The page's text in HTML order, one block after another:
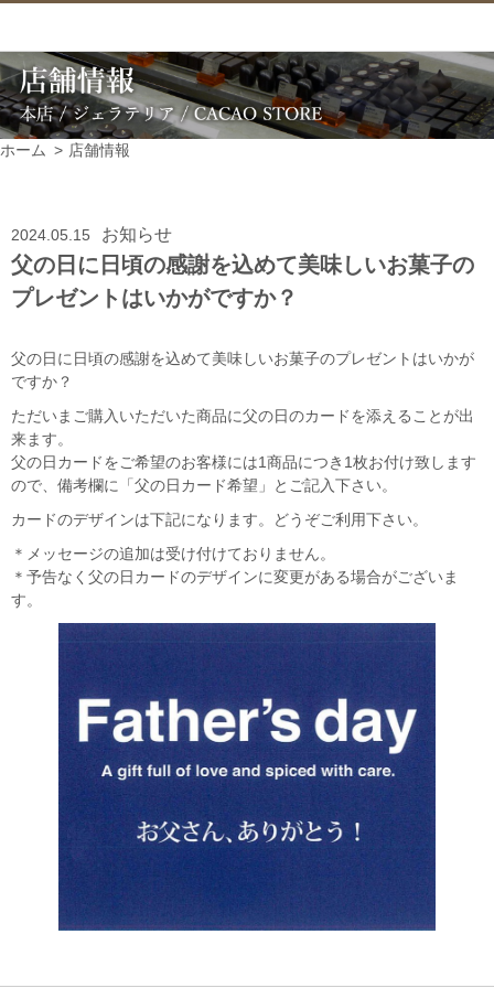
ホーム 店舗情報
2024.05.15 お知らせ
父の日に日頃の感謝を込めて美味しいお菓子の
プレゼントはいかがですか？
父の日に日頃の感謝を込めて美味しいお菓子のプレゼントはいかが
ですか？
ただいまご購入いただいた商品に父の日のカードを添えることが出
来ます。
父の日カードをご希望のお客様には1商品につき1枚お付け致します
ので、備考欄に「父の日カード希望」とご記入下さい。
カードのデザインは下記になります。どうぞご利用下さい。
＊メッセージの追加は受け付けておりません。
＊予告なく父の日カードのデザインに変更がある場合がございま
す。